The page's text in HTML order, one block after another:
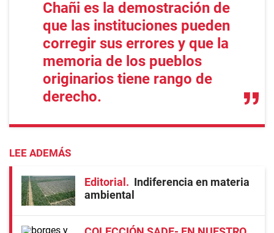
Chañi es la demostración de
que las instituciones pueden
corregir sus errores y que la
memoria de los pueblos
originarios tiene rango de
derecho.
LEE ADEMÁS
Editorial
Indiferencia en materia
ambiental